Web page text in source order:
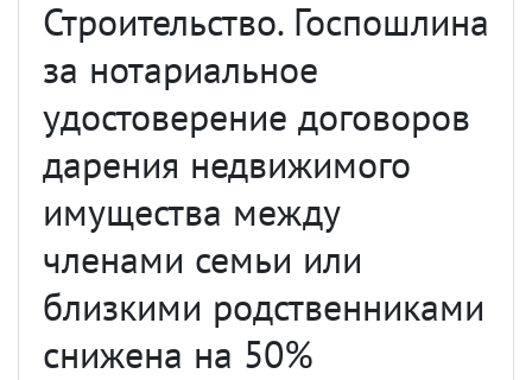
Строительство. Госпошлина
за нотариальное
удостоверение договоров
дарения недвижимого
имущества между
членами семьи или
близкими родственниками
снижена на 50%